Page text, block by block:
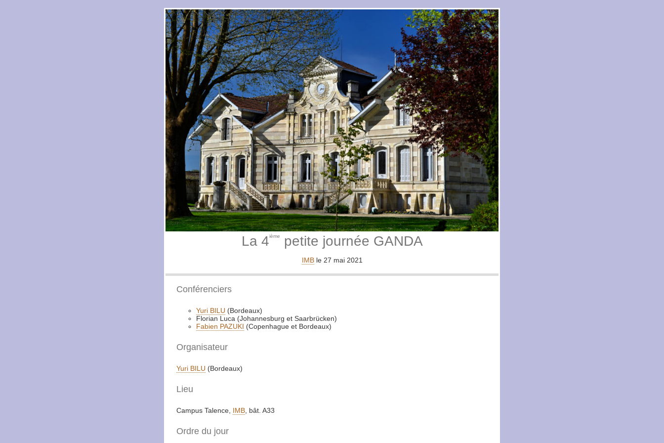
La 4ième petite journée GANDA
IMBle 27 mai 2021
Conférenciers
Yuri BILU (Bordeaux)
Florian Luca (Johannesburg et Saarbrücken)
Fabien PAZUKI (Copenhague et Bordeaux)
Organisateur
Yuri BILU (Bordeaux)
Lieu
Campus Talence, IMB , bât. A33
Ordre du jour